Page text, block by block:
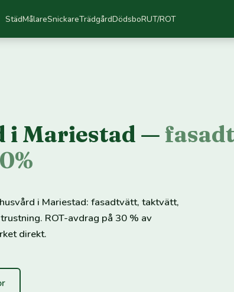
StädMålareSnickareTrädgårdDödsboRUT/ROT
i Mariestad —
i Mariestad: fasadtvätt, taktvätt,
ROT-avdrag på 30 % av
direkt.